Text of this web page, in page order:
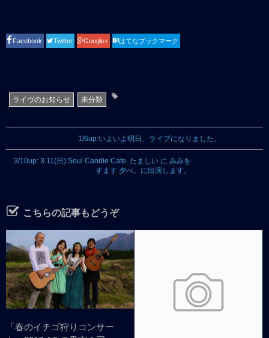
Facebook Twitter Google+ はてなブックマーク
ライヴのお知らせ 未分類
1/6up:いよいよ明日、ライブになりました。
3/10up: 3.11(日) Soul Candle Cafe. たましい に みみを
すます 夕べ。に出演します。
こちらの記事もどうぞ
「春のイチゴ狩りコンサー